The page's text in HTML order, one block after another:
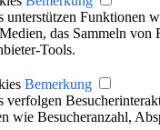
unterstützen Funktionen
das Sammeln von
Tools.
Bemerkung
verfolgen
wie Besucheranzahl,